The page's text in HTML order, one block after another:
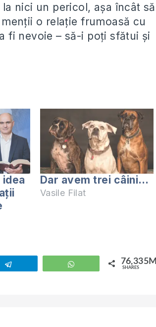
nici un pericol, așa încât să
o relație frumoasă cu
fi nevoie – să-i poți sfătui și
Dar avem trei câini…
Vasile Filat
WhatsApp 76,335M
SHARES